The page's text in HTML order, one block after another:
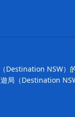
Destination NSW）
局（Destination